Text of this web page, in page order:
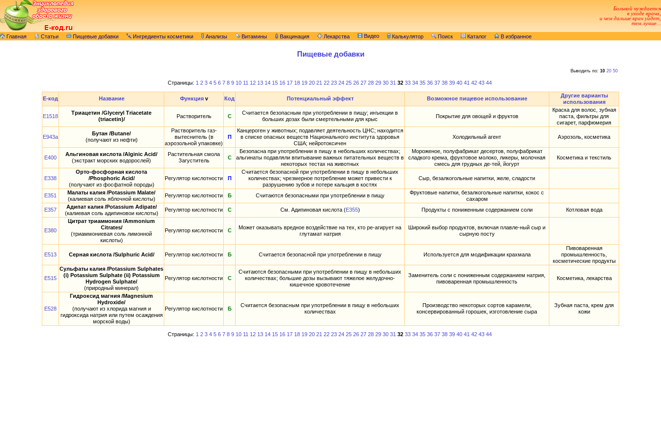
Больной нуждается
в уходе врача,
и чем дальше врач уйдет,
тем лучше...
Главная Статьи Пищевые добавки Ингредиенты косметики Анализы Витамины Вакцинация Лекарства Видео Калькулятор Поиск Каталог В избранное
Пищевые добавки
Выводить по: 10 20 50
Страницы: 1 2 3 4 5 6 7 8 9 10 11 12 13 14 15 16 17 18 19 20 21 22 23 24 25 26 27 28 29 30 31 32 33 34 35 36 37 38 39 40 41 42 43 44
E-код Название Функцияv Код Потенциальный эффект Возможное пищевое использование
Другие варианты
использования
E1518
Триацетин /Glyceryl Тriacetate
(triacetin)/
Растворитель С
Считается безопасным при употреблении в пищу; инъекции в
больших дозах были смертельными для крыс
Покрытие для овощей и фруктов
Краска для волос, зубная
паста, фильтры для
сигарет, парфюмерия
E943a
Бутан /Butane/
(получают из нефти)
Растворитель газ-
вытеснитель (в
аэрозольной упаковке)
П
Канцероген у животных; подавляет деятельность ЦНС; находится
в списке опасных веществ Национального института здоровья
США; нейротоксичен
Холодильный агент Аэрозоль, косметика
E400
Альгиновая кислота /Alginic Acid/
(экстракт морских водорослей)
Растительная смола
Загуститель
С
Безопасна при употреблении в пищу в небольших количествах;
альгинаты подавляли впитывание важных питательных веществ в
некоторых тестах на животных
Мороженое, полуфабрикат десертов, полуфабрикат
сладкого крема, фруктовое молоко, ликеры, молочная
смесь для грудных де-тей, йогурт
Косметика и текстиль
E338
Орто-фосфорная кислота
/Phosphoric Acid/
(получают из фосфатной породы)
Регулятор кислотности П
Считается безопасной при употреблении в пищу в небольших
количествах; чрезмерное потребление может привести к
разрушению зубов и потере кальция в костях
Сыр, безалкогольные напитки, желе, сладости
E351
Малаты калия /Potassium Malate/
(калиевая соль яблочной кислоты)
Регулятор кислотности Б Считаются безопасными при употреблении в пищу
Фруктовые напитки, безалкогольные напитки, кокос с
сахаром
E357
Адипат калия /Potassium Adipate/
(калиевая соль адипиновои кислоты)
Регулятор кислотности С См. Адипиновая кислота (E355) Продукты с пониженным содержанием соли Котловая вода
E380
Цитрат триаммония /Ammonium
Citrates/
(триаммониевая соль лимонной
кислоты)
Регулятор кислотности С
Может оказывать вредное воздействие на тех, кто ре-агирует на
глутамат натрия
Широкий выбор продуктов, включая плавле-ный сыр и
сырную посту
E513 Серная кислота /Sulphuric Acid/ Регулятор кислотности Б Считается безопасной при употреблении в пищу Используется для модификации крахмала
Пивоваренная
промышленность,
косметические продукты
E515
Сульфаты калия /Potassium Sulphates
(i) Potassium Sulphate (ii) Potassium
Hydrogen Sulphate/
(природный минерал)
Регулятор кислотности С
Считаются безопасными при употреблении в пищу в небольших
количествах; большие дозы вызывают тяжелое желудочно-
кишечное кровотечение
Заменитель соли с пониженным содержанием натрия,
пивоваренная промышленность
Косметика, лекарства
E528
Гидроксид магния /Magnesium
Hydroxide/
(получают из хлорида магния и
гидроксида натрия или путем осаждения
морской воды)
Регулятор кислотности Б
Считается безопасным при употреблении в пищу в небольших
количествах
Производство некоторых сортов карамели,
консервированный горошек, изготовление сыра
Зубная паста, крем для
кожи
Страницы: 1 2 3 4 5 6 7 8 9 10 11 12 13 14 15 16 17 18 19 20 21 22 23 24 25 26 27 28 29 30 31 32 33 34 35 36 37 38 39 40 41 42 43 44